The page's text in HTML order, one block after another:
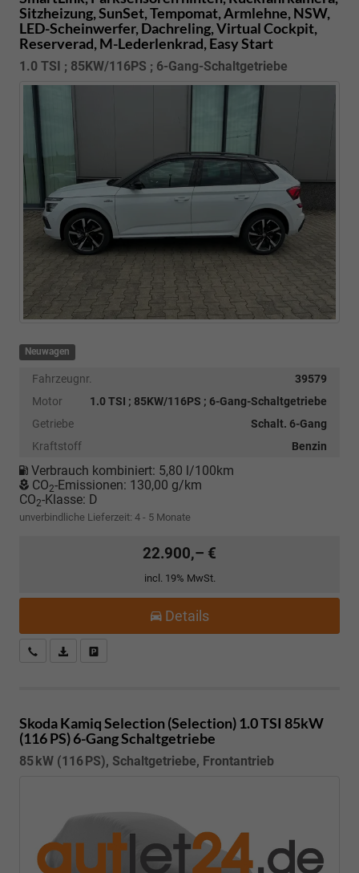
Sitzheizung, SunSet, Tempomat, Armlehne, NSW,
LED-Scheinwerfer, Dachreling, Virtual Cockpit,
Reserverad, M-Lederlenkrad, Easy Start
1.0 TSI ; 85KW/116PS ; 6-Gang-Schaltgetriebe
Neuwagen
Fahrzeugnr.
39579
Motor
1.0 TSI ; 85KW/116PS ; 6-Gang-Schaltgetriebe
Getriebe
Schalt. 6-Gang
Kraftstoff
Benzin
Verbrauch kombiniert: 5,80 l/100km
CO2-Emissionen: 130,00 g/km
CO2-Klasse: D
unverbindliche Lieferzeit: 4 - 5 Monate
22.900,– €
incl. 19% MwSt.
Details
Kostenloser Rückruf-Service
PDF-Datei, Fahrzeugexposé drucken
Skoda KamiqSelection (Selection) 1.0 TSI 85kW
(116 PS) 6-Gang Schaltgetriebe
85 kW (116 PS), Schaltgetriebe, Frontantrieb